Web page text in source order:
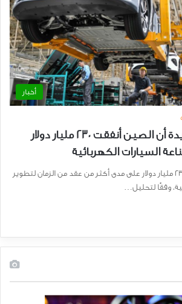
أخبار
أظهرت دراسة جديدة أن الصين أنفقت ٢٣٠ مليار دولار
السيارات الكهربائية
بكين – أنفقت الصين ٢٣٠.٨ مليار دولار على مدى أكثر من عقد من الزمان لتطوير
وفقًا لتحليل…